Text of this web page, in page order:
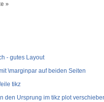
»
- gutes Layout
\marginpar auf beiden Seiten
tikz
den Ursprung im tikz plot